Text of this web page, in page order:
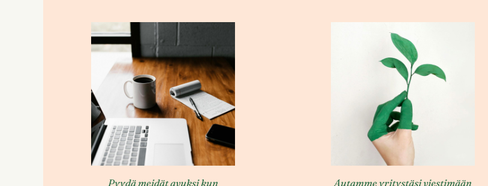
Pyydä meidät avuksi kun
Autamme yritystäsi viestimään